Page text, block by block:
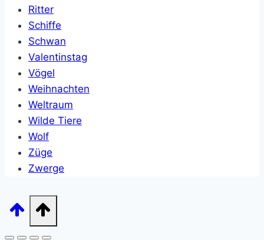
Ritter
Schiffe
Schwan
Valentinstag
Vögel
Weihnachten
Weltraum
Wilde Tiere
Wolf
Züge
Zwerge